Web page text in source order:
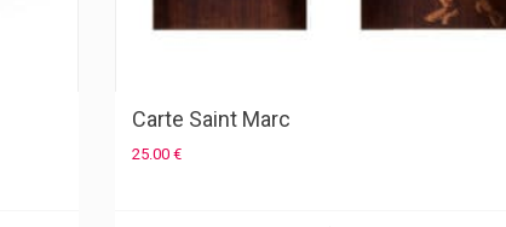
Carte Saint Marc
25.00 €